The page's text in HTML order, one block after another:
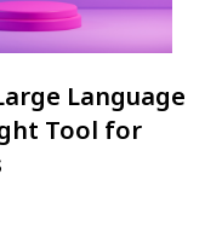
Language
Tool for